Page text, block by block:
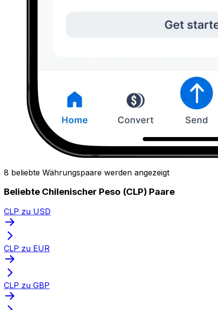
8 beliebte Währungspaare werden angezeigt
Beliebte Chilenischer Peso (CLP) Paare
CLP zu USD
CLP zu EUR
CLP zu GBP